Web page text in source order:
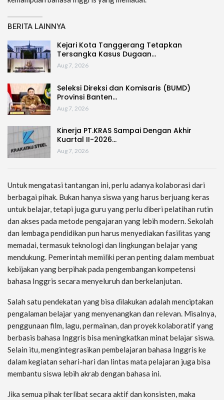
BERITA LAINNYA
Kejari Kota Tanggerang Tetapkan
Tersangka Kasus Dugaan…
Aug 7, 2026
Seleksi Direksi dan Komisaris (BUMD)
Provinsi Banten…
Aug 7, 2026
Kinerja PT.KRAS Sampai Dengan Akhir
Kuartal II-2026…
Aug 7, 2026
Untuk mengatasi tantangan ini, perlu adanya kolaborasi dari
berbagai pihak. Bukan hanya siswa yang harus berjuang keras
untuk belajar, tetapi juga guru yang perlu diberi pelatihan rutin
dan akses pada metode pengajaran yang lebih modern. Sekolah
dan lembaga pendidikan pun harus menyediakan fasilitas yang
memadai, termasuk teknologi dan lingkungan belajar yang
mendukung. Pemerintah memiliki peran penting dalam membuat
kebijakan yang berpihak pada pengembangan kompetensi
bahasa Inggris secara menyeluruh dan berkelanjutan.
Salah satu pendekatan yang bisa dilakukan adalah menciptakan
pengalaman belajar yang menyenangkan dan relevan. Misalnya,
penggunaan film, lagu, permainan, dan proyek kolaboratif yang
berbasis bahasa Inggris bisa meningkatkan minat belajar siswa.
Selain itu, mengintegrasikan pembelajaran bahasa Inggris ke
dalam kegiatan sehari-hari dan lintas mata pelajaran juga bisa
membantu siswa lebih akrab dengan bahasa ini.
Jika semua pihak terlibat secara aktif dan konsisten, maka